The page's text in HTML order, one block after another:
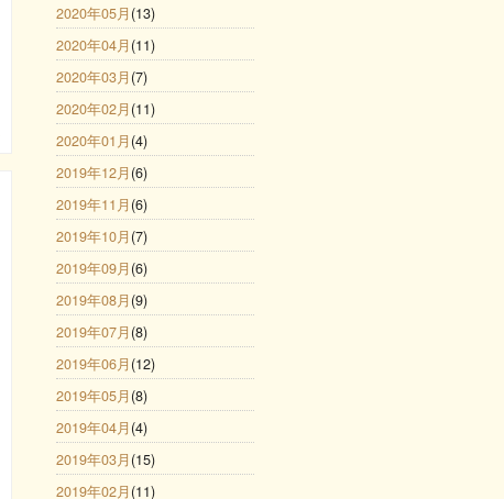
2020年05月 (13)
2020年04月 (11)
2020年03月 (7)
2020年02月 (11)
2020年01月 (4)
2019年12月 (6)
2019年11月 (6)
2019年10月 (7)
2019年09月 (6)
2019年08月 (9)
2019年07月 (8)
2019年06月 (12)
2019年05月 (8)
2019年04月 (4)
2019年03月 (15)
2019年02月 (11)